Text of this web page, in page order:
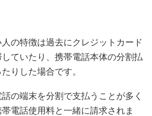
の特徴は過去にクレジットカード
ていたり、携帯電話本体の分割払
りした場合です。
の端末を分割で支払うことが多く
電話使用料と一緒に請求されま